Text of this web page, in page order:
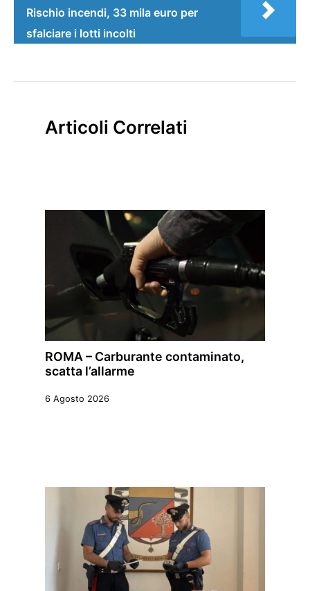
Rischio incendi, 33 mila euro per
sfalciare i lotti incolti
Articoli Correlati
ROMA – Carburante contaminato,
scatta l’allarme
6 Agosto 2026